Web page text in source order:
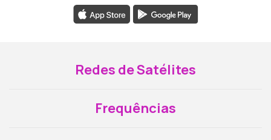
Redes de Satélites
Frequências